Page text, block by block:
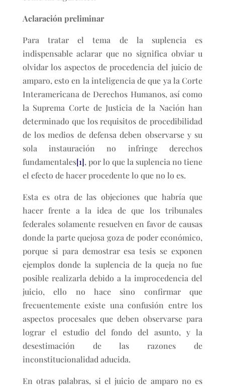
Aclaración preliminar
Para tratar el tema de la suplencia es
indispensable aclarar que no significa obviar u
olvidar los aspectos de procedencia del juicio de
amparo, esto en la inteligencia de que ya la Corte
Interamericana de Derechos Humanos, así como
la Suprema Corte de Justicia de la Nación han
determinado que los requisitos de procedibilidad
de los medios de defensa deben observarse y su
sola instauración no infringe derechos
fundamentales[1], por lo que la suplencia no tiene
el efecto de hacer procedente lo que no lo es.
Esta es otra de las objeciones que habría que
hacer frente a la idea de que los tribunales
federales solamente resuelven en favor de causas
donde la parte quejosa goza de poder económico,
porque si para demostrar esa tesis se exponen
ejemplos donde la suplencia de la queja no fue
posible realizarla debido a la improcedencia del
juicio, ello no hace sino confirmar que
frecuentemente existe una confusión entre los
aspectos procesales que deben observarse para
lograr el estudio del fondo del asunto, y la
desestimación de las razones de
inconstitucionalidad aducida.
En otras palabras, si el juicio de amparo no es